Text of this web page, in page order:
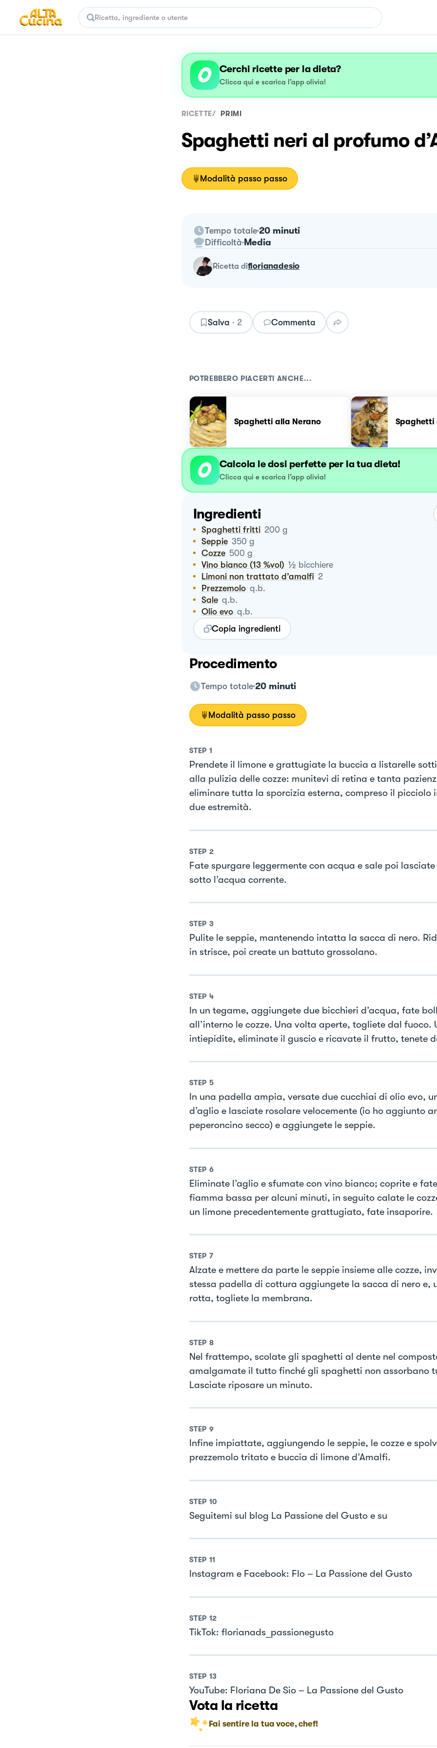
Cerchi ricette per la dieta?
Clicca qui e scarica l’app olivia!
RICETTE/ PRIMI
Spaghetti neri al profumo
Modalità passo passo
Tempo totale 20 minuti
Difficoltà Media
ricetta diflorianadesio
Salva · 2 Commenta
POTREBBERO PIACERTI ANCHE...
Spaghetti alla Nerano Spaghetti
Calcola le dosi perfette per la tua dieta!
Clicca qui e scarica l’app olivia!
Ingredienti
Spaghetti fritti 200 g
Seppie 350 g
Cozze 500 g
Vino bianco (13 %vol) ½ bicchiere
Limoni non trattato d’amalfi 2
Prezzemolo q.b.
Sale q.b.
Olio evo q.b.
Copia ingredienti
Procedimento
Tempo totale 20 minuti
Modalità passo passo
STEP 1
Prendete il limone e grattugiate la buccia a listarelle
alla pulizia delle cozze: munitevi di retina e tanta
eliminare tutta la sporcizia esterna, compreso il picciolo
due estremità.
STEP 2
Fate spurgare leggermente con acqua e sale poi lasciate
sotto l’acqua corrente.
STEP 3
Pulite le seppie, mantenendo intatta la sacca di nero.
in strisce, poi create un battuto grossolano.
STEP 4
In un tegame, aggiungete due bicchieri d’acqua, fate
all’interno le cozze. Una volta aperte, togliete dal fuoco.
intiepidite, eliminate il guscio e ricavate il frutto, tenete
STEP 5
In una padella ampia, versate due cucchiai di olio evo,
d’aglio e lasciate rosolare velocemente (io ho aggiunto
peperoncino secco) e aggiungete le seppie.
STEP 6
Eliminate l’aglio e sfumate con vino bianco; coprite e
fiamma bassa per alcuni minuti, in seguito calate le
un limone precedentemente grattugiato, fate insaporire.
STEP 7
Alzate e mettere da parte le seppie insieme alle cozze,
stessa padella di cottura aggiungete la sacca di nero e,
rotta, togliete la membrana.
STEP 8
Nel frattempo, scolate gli spaghetti al dente nel
amalgamate il tutto finché gli spaghetti non assorbano
Lasciate riposare un minuto.
STEP 9
Infine impiattate, aggiungendo le seppie, le cozze e
prezzemolo tritato e buccia di limone d’Amalfi.
STEP 10
Seguitemi sul blog La Passione del Gusto e su
STEP 11
Instagram e Facebook: Flo – La Passione del Gusto
STEP 12
TikTok: florianads_passionegusto
STEP 13
YouTube: Floriana De Sio – La Passione del Gusto
Vota la ricetta
Fai sentire la tua voce, chef!